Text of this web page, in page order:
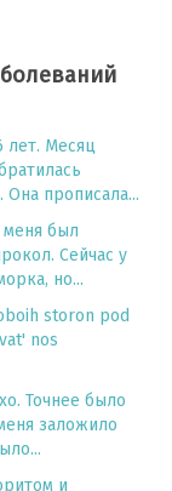
лет. Месяц
прописала...
меня был
Сейчас у
но...
storon pod
nos
Точнее было
заложило
и